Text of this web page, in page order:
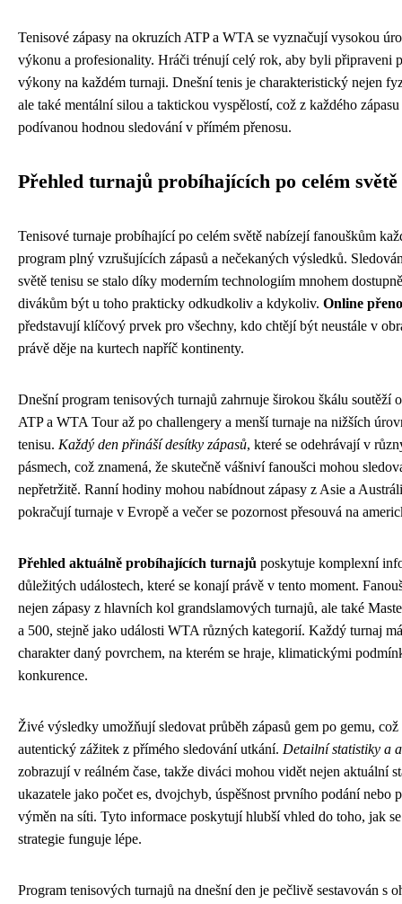
Tenisové zápasy na okruzích ATP a WTA se vyznačují vysokou
výkonu a profesionality. Hráči trénují celý rok, aby byli připraveni
výkony na každém turnaji. Dnešní tenis je charakteristický nejen
ale také mentální silou a taktickou vyspělostí, což z každého
podívanou hodnou sledování v přímém přenosu.
Přehled turnajů probíhajících po celém světě
Tenisové turnaje probíhající po celém světě nabízejí fanouškům
program plný vzrušujících zápasů a nečekaných výsledků.
světě tenisu se stalo díky moderním technologiím mnohem
divákům být u toho prakticky odkudkoliv a kdykoliv. Online
představují klíčový prvek pro všechny, kdo chtějí být neustále v
právě děje na kurtech napříč kontinenty.
Dnešní program tenisových turnajů zahrnuje širokou škálu soutěží
ATP a WTA Tour až po challengery a menší turnaje na nižších
tenisu. Každý den přináší desítky zápasů, které se odehrávají v
pásmech, což znamená, že skutečně vášniví fanoušci mohou
nepřetržitě. Ranní hodiny mohou nabídnout zápasy z Asie a
pokračují turnaje v Evropě a večer se pozornost přesouvá na
Přehled aktuálně probíhajících turnajů poskytuje komplexní
důležitých událostech, které se konají právě v tento moment.
nejen zápasy z hlavních kol grandslamových turnajů, ale také
a 500, stejně jako události WTA různých kategorií. Každý turnaj
charakter daný povrchem, na kterém se hraje, klimatickými
konkurence.
Živé výsledky umožňují sledovat průběh zápasů gem po gemu,
autentický zážitek z přímého sledování utkání. Detailní statistiky a
zobrazují v reálném čase, takže diváci mohou vidět nejen aktuální
ukazatele jako počet es, dvojchyb, úspěšnost prvního podání nebo
výměn na síti. Tyto informace poskytují hlubší vhled do toho, jak
strategie funguje lépe.
Program tenisových turnajů na dnešní den je pečlivě sestavován s